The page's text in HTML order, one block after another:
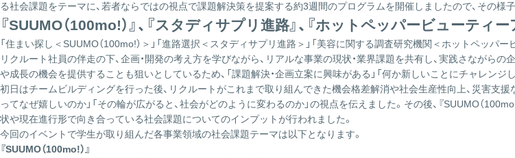
る社会課題をテーマに、若者ならではの視点で課題解決策を提案する約3週間のプログラムを開催しましたので、その様子
『SUUMO（100mo!）』、『スタディサプリ進路』、『ホットペッパービューテ
「住まい探し＜SUUMO（100mo!）＞」「進路選択＜スタディサプリ進路＞」「美容に関する調査研究機関＜ホットペッ
リクルート社員の伴走の下、企画・開発の考え方を学びながら、リアルな事業の現状・業界課題を共有し、実践さなが
や成長の機会を提供することも狙いとしているため、「課題解決・企画立案に興味がある」「何か新しいことにチャレン
初日はチームビルディングを行った後、リクルートがこれまで取り組んできた機会格差解消や社会生産性向上、災害支援
ってなぜ嬉しいのか」「その輪が広がると、社会がどのように変わるのか」の視点を伝えました。その後、『SUUMO（
状や現在進行形で向き合っている社会課題についてのインプットが行われました。
今回のイベントで学生が取り組んだ各事業領域の社会課題テーマは以下となります。
『SUUMO（100mo!）』